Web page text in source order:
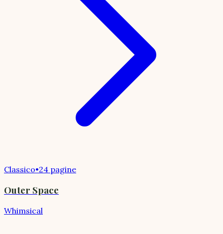
Classico•24 pagine
Outer Space
Whimsical